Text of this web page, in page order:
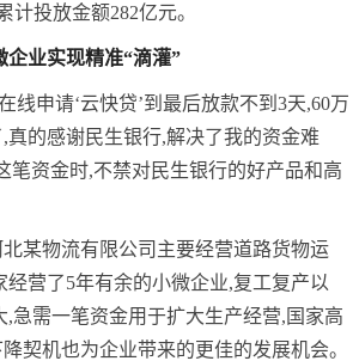
计投放金额282亿元。
企业实现精准“滴灌”
线申请‘云快贷’到最后放款不到3天,60万
真的感谢民生银行,解决了我的资金难
笔资金时,不禁对民生银行的好产品和高
某物流有限公司主要经营道路货物运
经营了5年有余的小微企业,复工复产以
,急需一笔资金用于扩大生产经营,国家高
契机也为企业带来的更佳的发展机会。